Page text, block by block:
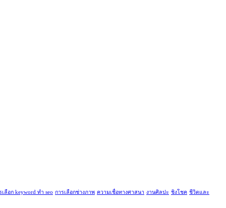
เลือก keyword ทำ seo การเลือกช่างภาพ ความเชื่อทางศาสนา งานศิลปะ ชิงโชค ชีวิตและ